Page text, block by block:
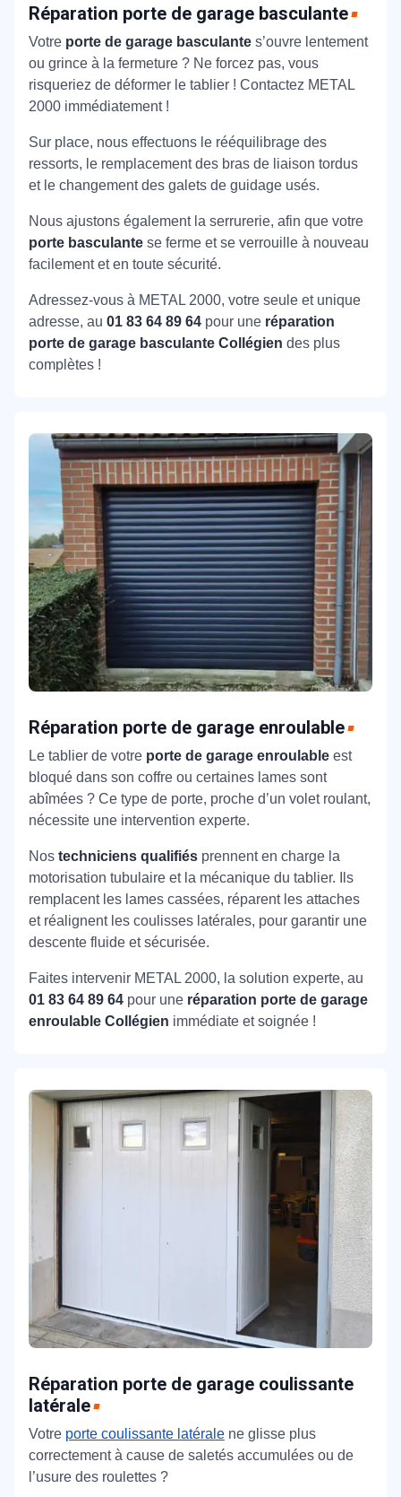
Réparation porte de garage basculante
Votre porte de garage basculante s’ouvre lentement
ou grince à la fermeture ? Ne forcez pas, vous
risqueriez de déformer le tablier ! Contactez METAL
2000 immédiatement !
Sur place, nous effectuons le rééquilibrage des
ressorts, le remplacement des bras de liaison tordus
et le changement des galets de guidage usés.
Nous ajustons également la serrurerie, afin que votre
porte basculante se ferme et se verrouille à nouveau
facilement et en toute sécurité.
Adressez-vous à METAL 2000, votre seule et unique
adresse, au 01 83 64 89 64 pour une réparation
porte de garage basculante Collégien des plus
complètes !
Réparation porte de garage enroulable
Le tablier de votre porte de garage enroulable est
bloqué dans son coffre ou certaines lames sont
abîmées ? Ce type de porte, proche d’un volet roulant,
nécessite une intervention experte.
Nos techniciens qualifiés prennent en charge la
motorisation tubulaire et la mécanique du tablier. Ils
remplacent les lames cassées, réparent les attaches
et réalignent les coulisses latérales, pour garantir une
descente fluide et sécurisée.
Faites intervenir METAL 2000, la solution experte, au
01 83 64 89 64 pour une réparation porte de garage
enroulable Collégien immédiate et soignée !
Réparation porte de garage coulissante
latérale
Votre porte coulissante latérale ne glisse plus
correctement à cause de saletés accumulées ou de
l’usure des roulettes ?